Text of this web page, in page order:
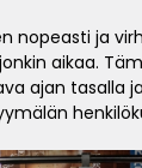
nopeasti ja
aikaa.
ajan tasalla